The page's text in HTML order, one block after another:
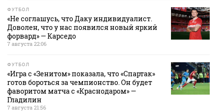
ФУТБОЛ
«Не соглашусь, что Даку индивидуалист.
Доволен, что у нас появился новый яркий
форвард» — Карседо
7 августа 22:06
ФУТБОЛ
«Игра с «Зенитом» показала, что «Спартак»
готов бороться за чемпионство. Он будет
фаворитом матча с «Краснодаром» —
Гладилин
7 августа 21:56